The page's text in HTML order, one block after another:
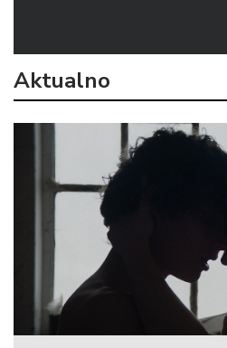
Aktualno